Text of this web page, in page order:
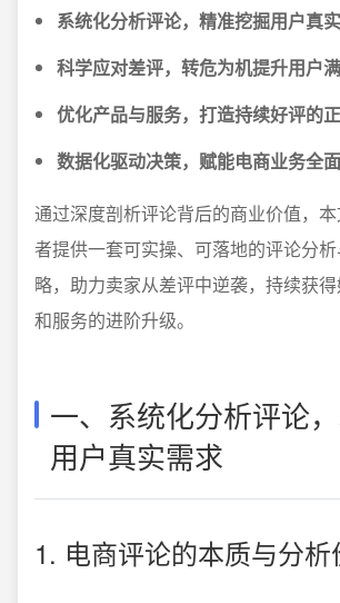
系统化分析评论，精准挖掘用户真
科学应对差评，转危为机提升用户
优化产品与服务，打造持续好评的
数据化驱动决策，赋能电商业务全
通过深度剖析评论背后的商业价值，
者提供一套可实操、可落地的评论分
略，助力卖家从差评中逆袭，持续获
和服务的进阶升级。
一、系统化分析评论
用户真实需求
1. 电商评论的本质与分析